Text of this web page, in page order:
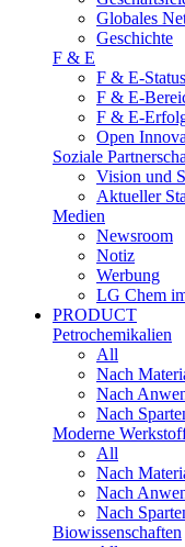
Globales
Geschichte
F & E
F & E-Status
F & E-
F & E-
Open
Soziale
Vision und
Aktueller
Medien
Newsroom
Notiz
Werbung
LG Chem
PRODUCT
Petrochemikalien
All
Nach
Nach
Nach
Moderne
All
Nach
Nach
Nach
Biowissenschaften